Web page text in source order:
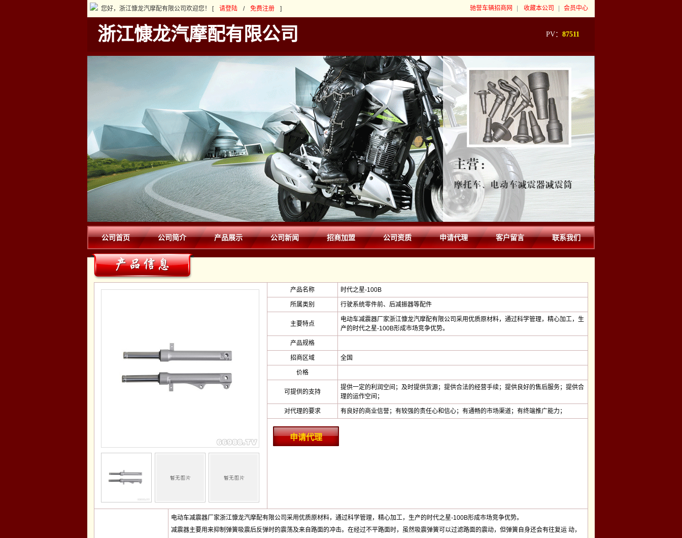
驰誉车辆招商网 收藏本公司 会员中心
您好，浙江慷龙汽摩配有限公司欢迎您！ [ 请登陆 / 免费注册 ]
浙江慷龙汽摩配有限公司 PV： 87511
公司首页 公司简介 产品展示 公司新闻 招商加盟 公司资质 申请代理 客户留言 联系我们
产品名称 时代之星-100B
所属类别 行驶系统零件前、后减振器等配件
主要特点
电动车减震器厂家浙江慷龙汽摩配有限公司采用优质原材料，通过科学管理，精心加工，生
产的时代之星-100B形成市场竞争优势。
产品规格
招商区域 全国
价格
可提供的支持
提供一定的利润空间；及时提供货源；提供合法的经营手续；提供良好的售后服务；提供合
理的运作空间；
对代理的要求 有良好的商业信誉；有较强的责任心和信心；有通畅的市场渠道；有终端推广能力；
电动车减震器厂家浙江慷龙汽摩配有限公司采用优质原材料，通过科学管理，精心加工，生产的时代之星-100B形成市场竞争优势。
减震器主要用来抑制弹簧吸震后反弹时的震荡及来自路面的冲击。在经过不平路面时，虽然吸震弹簧可以过滤路面的震动，但弹簧自身还会有往复运 动，